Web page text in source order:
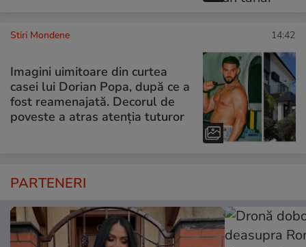
Stiri Mondene 14:42
Imagini uimitoare din curtea
casei lui Dorian Popa, după ce a
fost reamenajată. Decorul de
poveste a atras atenția tuturor
PARTENERI